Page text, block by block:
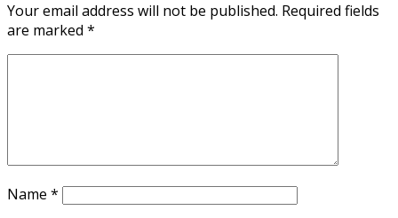
Your email address will not be published. Required fields
are marked *
Name *